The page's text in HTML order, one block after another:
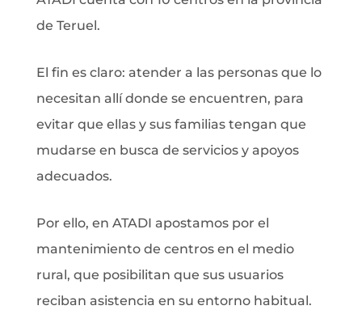
de Teruel.
El fin es claro: atender a las personas que lo
necesitan allí donde se encuentren, para
evitar que ellas y sus familias tengan que
mudarse en busca de servicios y apoyos
adecuados.
Por ello, en ATADI apostamos por el
mantenimiento de centros en el medio
rural, que posibilitan que sus usuarios
reciban asistencia en su entorno habitual.